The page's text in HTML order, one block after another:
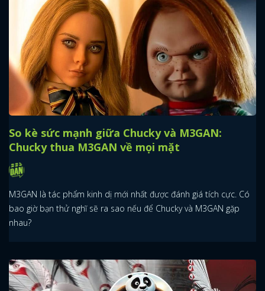
So kè sức mạnh giữa Chucky và M3GAN:
Chucky thua M3GAN về mọi mặt
M3GAN là tác phẩm kinh dị mới nhất được đánh giá tích cực. Có
bao giờ bạn thử nghĩ sẽ ra sao nếu để Chucky và M3GAN gặp
nhau?